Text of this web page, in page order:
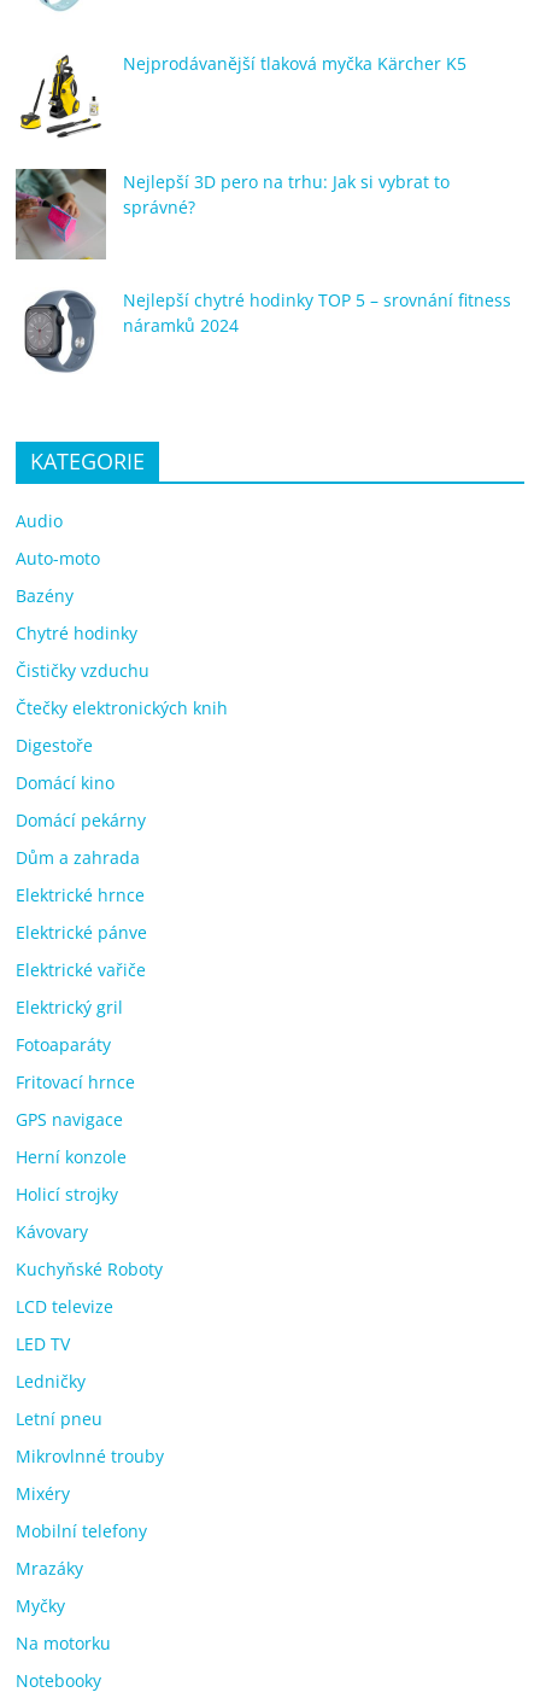
Nejprodávanější tlaková myčka Kärcher K5
Nejlepší 3D pero na trhu: Jak si vybrat to
správné?
Nejlepší chytré hodinky TOP 5 – srovnání fitness
náramků 2024
KATEGORIE
Audio
Auto-moto
Bazény
Chytré hodinky
Čističky vzduchu
Čtečky elektronických knih
Digestoře
Domácí kino
Domácí pekárny
Dům a zahrada
Elektrické hrnce
Elektrické pánve
Elektrické vařiče
Elektrický gril
Fotoaparáty
Fritovací hrnce
GPS navigace
Herní konzole
Holicí strojky
Kávovary
Kuchyňské Roboty
LCD televize
LED TV
Ledničky
Letní pneu
Mikrovlnné trouby
Mixéry
Mobilní telefony
Mrazáky
Myčky
Na motorku
Notebooky